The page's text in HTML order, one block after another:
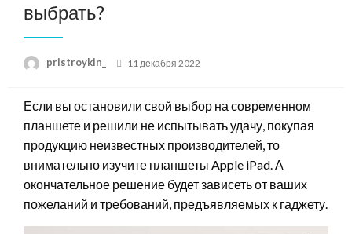
выбрать?
pristroykin_
Posted
11 декабря 2022
Если вы остановили свой выбор на современном
планшете и решили не испытывать удачу, покупая
продукцию неизвестных производителей, то
внимательно изучите планшеты Apple iPad. А
окончательное решение будет зависеть от ваших
пожеланий и требований, предъявляемых к гаджету.